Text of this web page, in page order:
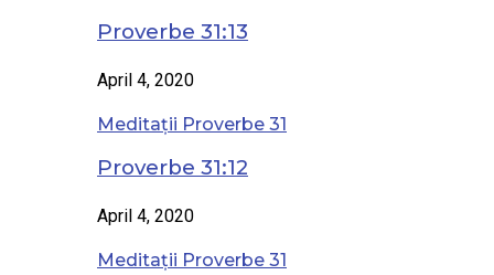
Proverbe 31:13
April 4, 2020
Meditații Proverbe 31
Proverbe 31:12
April 4, 2020
Meditații Proverbe 31